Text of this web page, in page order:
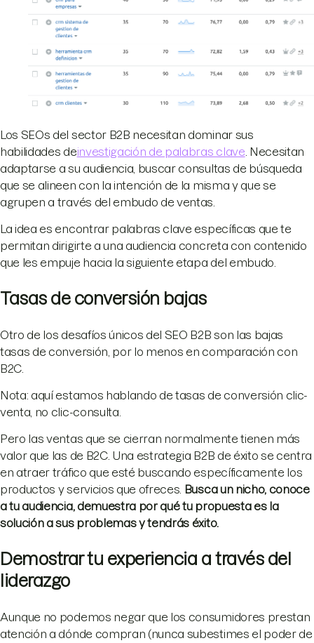
Los SEOs del sector B2B necesitan dominar sus
habilidades deinvestigación de palabras clave . Necesitan
adaptarse a su audiencia, buscar consultas de búsqueda
que se alineen con la intención de la misma y que se
agrupen a través del embudo de ventas.
La idea es encontrar palabras clave específicas que te
permitan dirigirte a una audiencia concreta con contenido
que les empuje hacia la siguiente etapa del embudo.
Tasas de conversión bajas
Otro de los desafíos únicos del SEO B2B son las bajas
tasas de conversión, por lo menos en comparación con
B2C.
Nota: aquí estamos hablando de tasas de conversión clic-
venta, no clic-consulta.
Pero las ventas que se cierran normalmente tienen más
valor que las de B2C. Una estrategia B2B de éxito se centra
en atraer tráfico que esté buscando específicamente los
productos y servicios que ofreces. Busca un nicho, conoce
a tu audiencia, demuestra por qué tu propuesta es la
solución a sus problemas y tendrás éxito.
Demostrar tu experiencia a través del
liderazgo
Aunque no podemos negar que los consumidores prestan
atención a dónde compran (nunca subestimes el poder de